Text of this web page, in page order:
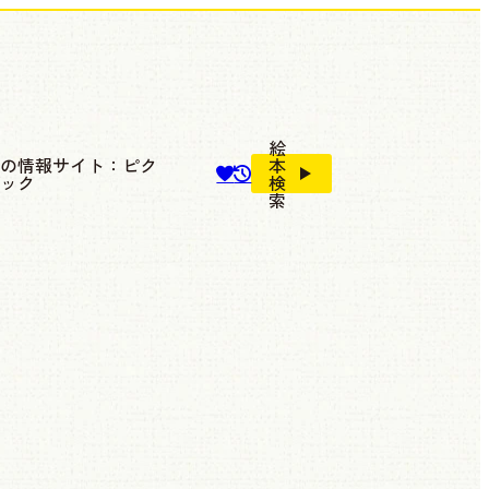
情報サイト：ピク
ク
絵
本
検
索